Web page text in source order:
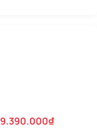
9.390.000₫